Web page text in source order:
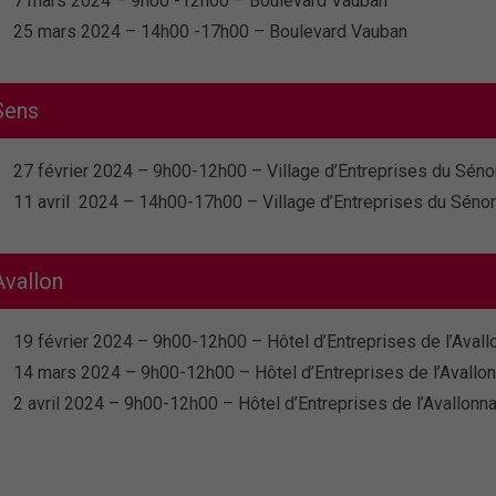
25 mars 2024 – 14h00 -17h00 – Boulevard Vauban
27 février 2024 – 9h00-12h00 – Village d’Entreprises du
11 avril 2024 – 14h00-17h00 – Village d’Entreprises du
19 février 2024 – 9h00-12h00 – Hôtel d’Entreprises de
14 mars 2024 – 9h00-12h00 – Hôtel d’Entreprises de
2 avril 2024 – 9h00-12h00 – Hôtel d’Entreprises de